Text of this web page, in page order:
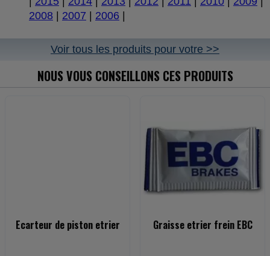
2008
2007 2006
Voir tous les produits pour votre >>
NOUS VOUS CONSEILLONS CES PRODUITS
Ecarteur de piston etrier Graisse etrier frein EBC